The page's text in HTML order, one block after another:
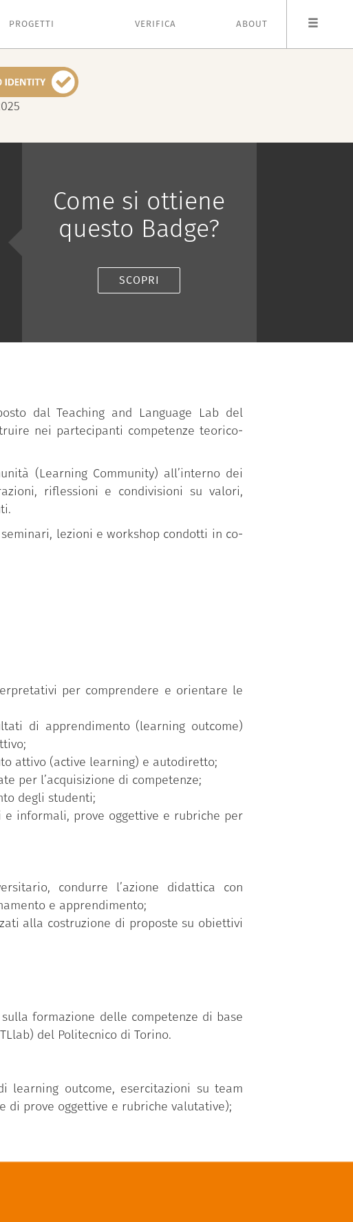
PROGETTI VERIFICA ABOUT
Come si ottiene
questo Badge?
SCOPRI
dal Teaching and Language Lab del
nei partecipanti competenze teorico-
(Learning Community) all’interno dei
riflessioni e condivisioni su valori,
lezioni e workshop condotti in co-
per comprendere e orientare le
di apprendimento (learning outcome)
attivo (active learning) e autodiretto;
per l’acquisizione di competenze;
degli studenti;
informali, prove oggettive e rubriche per
condurre l’azione didattica con
e apprendimento;
alla costruzione di proposte su obiettivi
sulla formazione delle competenze di base
del Politecnico di Torino.
learning outcome, esercitazioni su team
di prove oggettive e rubriche valutative);